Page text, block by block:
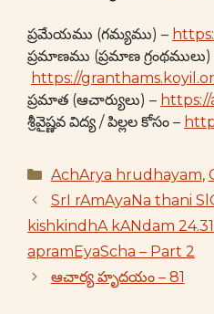
ప్రమేయము (గమ్యము) –
ప్రమాణము (ప్రమాణ గ్రంథములు)
https://
ప్రమాత (ఆచార్యులు) – https://
శ్రీవైష్ణవ విద్య / పిల్లల కోసం –
Categories
AchArya hrudhayam,
SrI rAmAyaNa thani
kishkindhA kANdam
apramEyaScha – Part 2
ఆచార్య హృదయం – 81